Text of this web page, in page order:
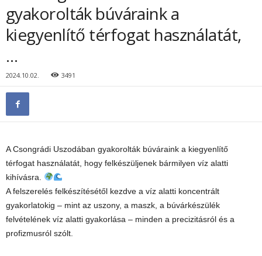
gyakorolták búváraink a
kiegyenlítő térfogat használatát,
…
2024.10.02. 3491
A Csongrádi Uszodában gyakorolták búváraink a kiegyenlítő
térfogat használatát, hogy felkészüljenek bármilyen víz alatti
kihívásra.
A felszerelés felkészítésétől kezdve a víz alatti koncentrált
gyakorlatokig – mint az uszony, a maszk, a búvárkészülék
felvételének víz alatti gyakorlása – minden a precizitásról és a
profizmusról szólt.